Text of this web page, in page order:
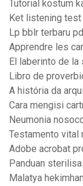
Tutorial kostum
Ket listening test
Lp bblr terbaru
Apprendre les
El laberinto de
Libro de
A história da
Cara mengisi
Neumonia
Testamento vital
Adobe acrobat
Panduan
Malatya